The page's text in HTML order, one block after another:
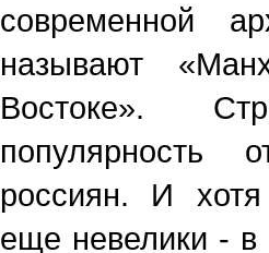
современной
называют
Востоке».
россиян. И
еще невелики - в